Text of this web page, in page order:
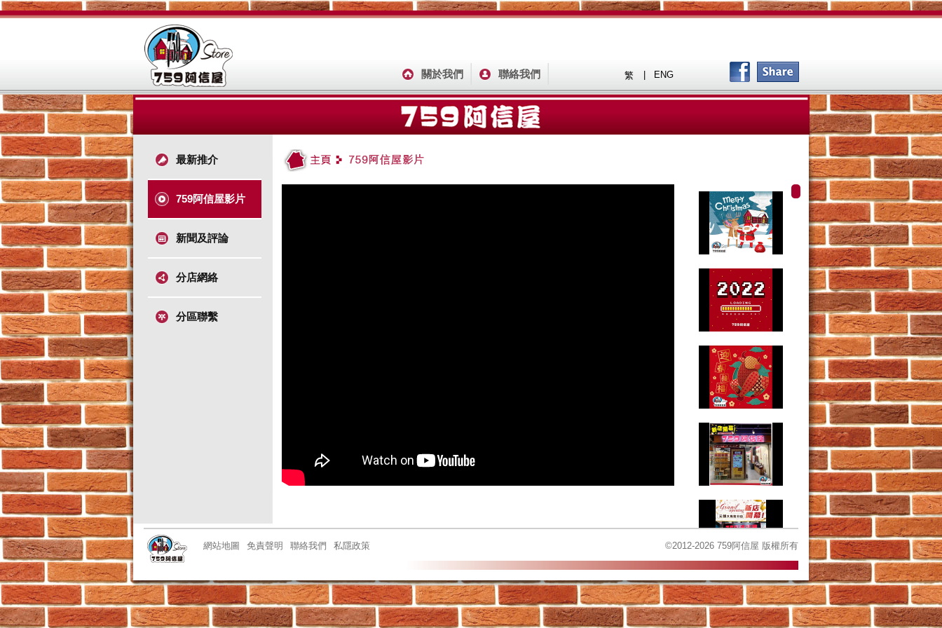
繁 ENG
關於我們 聯絡我們
最新推介
759阿信屋影片
新聞及評論
分店網絡
分區聯繫
網站地圖 免責聲明 聯絡我們 私隱政策 ©2012-2026 759阿信屋 版權所有